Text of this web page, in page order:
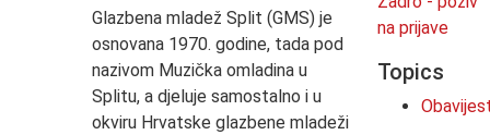
Glazbena mladež Split (GMS) je
osnovana 1970. godine, tada pod
nazivom Muzička omladina u
Splitu, a djeluje samostalno i u
okviru Hrvatske glazbene mladeži
na prijave
Topics